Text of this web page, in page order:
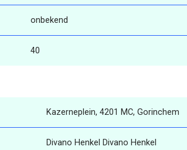
onbekend
40
Kazerneplein, 4201 MC, Gorinchem
Divano Henkel Divano Henkel